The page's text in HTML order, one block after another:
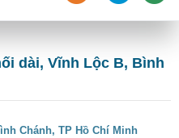
dài, Vĩnh Lộc B, Bình
Chánh,TP Hồ Chí Minh